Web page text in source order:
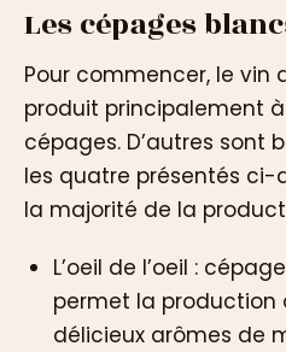
Les cépages
Pour commencer, le vin
produit principalement
cépages. D’autres sont
les quatre présentés ci-
la majorité de la
L’oeil de l’oeil :
permet la production
délicieux arômes de